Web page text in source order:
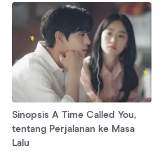
Sinopsis A Time Called You,
tentang Perjalanan ke Masa
Lalu